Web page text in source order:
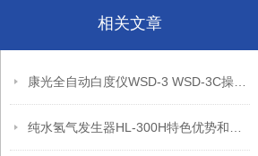
相关文章